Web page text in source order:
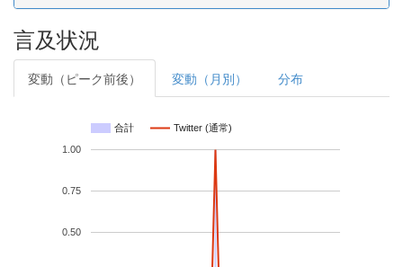
言及状況
変動（ピーク前後） 変動（月別） 分布
合計 Twitter (通常)
0.50
0.75
1.00